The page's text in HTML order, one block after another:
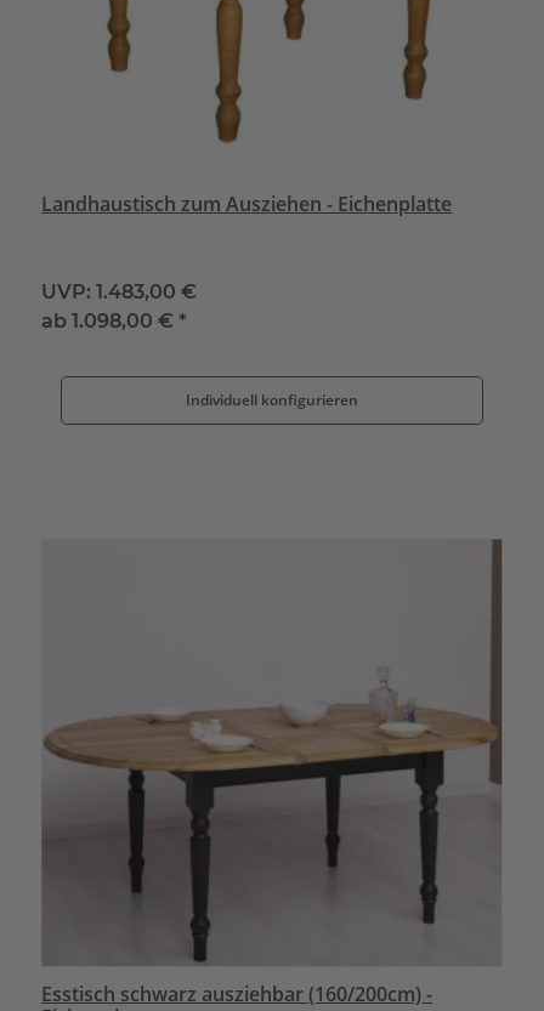
Landhaustisch zum Ausziehen - Eichenplatte
UVP: 1.483,00 €
ab1.098,00 € *
Individuell konfigurieren
Esstisch schwarz ausziehbar (160/200cm) -